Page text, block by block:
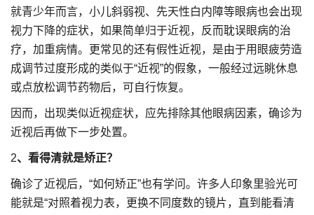
就青少年而言，小儿斜弱视、先天性白内障等眼病也会出现
视力下降的症状，如果简单归于近视，反而耽误眼病的治
疗，加重病情。更常见的还有假性近视，是由于用眼疲劳造
成调节过度形成的类似于“近视”的假象，一般经过远眺休息
或点放松调节药物后，可自行恢复。
因而，出现类似近视症状，应先排除其他眼病因素，确诊为
近视后再做下一步处置。
2、看得清就是矫正？
确诊了近视后，“如何矫正”也有学问。许多人印象里验光可
能就是“对照着视力表，更换不同度数的镜片，直到能看清